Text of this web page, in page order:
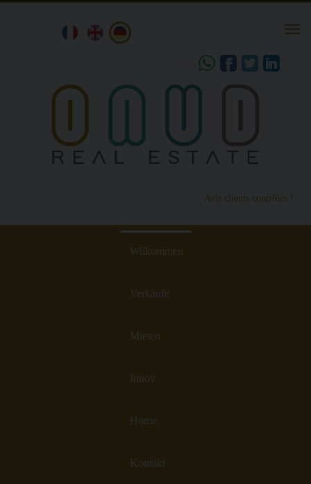
Avis clients contrôlés !
Wilkommen
Verkäufe
Mieten
Innov
Home
Kontakt